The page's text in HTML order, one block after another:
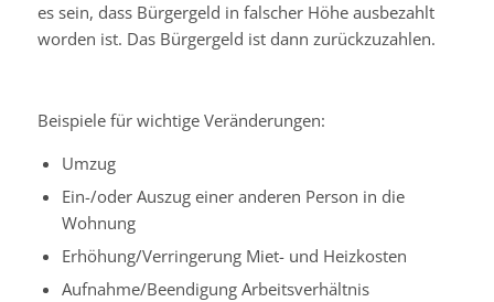
es sein, dass Bürgergeld in falscher Höhe ausbezahlt
worden ist. Das Bürgergeld ist dann zurückzuzahlen.
Beispiele für wichtige Veränderungen:
Umzug
Ein-/oder Auszug einer anderen Person in die
Wohnung
Erhöhung/Verringerung Miet- und Heizkosten
Aufnahme/Beendigung Arbeitsverhältnis